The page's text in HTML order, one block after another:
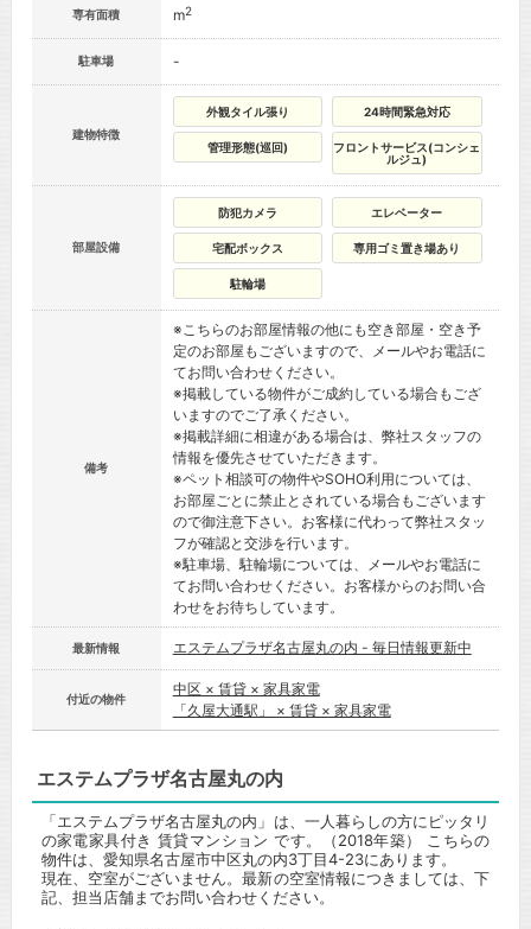
専有面積 m2
駐車場 -
建物特徴
外観タイル張り 24時間緊急対応
管理形態(巡回)
フロントサービス(コンシェ
ルジュ)
部屋設備
防犯カメラ エレベーター
宅配ボックス 専用ゴミ置き場あり
駐輪場
備考
※こちらのお部屋情報の他にも空き部屋・空き予
定のお部屋もございますので、メールやお電話に
てお問い合わせください。
※掲載している物件がご成約している場合もござ
いますのでご了承ください。
※掲載詳細に相違がある場合は、弊社スタッフの
情報を優先させていただきます。
※ペット相談可の物件やSOHO利用については、
お部屋ごとに禁止とされている場合もございます
ので御注意下さい。お客様に代わって弊社スタッ
フが確認と交渉を行います。
※駐車場、駐輪場については、メールやお電話に
てお問い合わせください。お客様からのお問い合
わせをお待ちしています。
最新情報 エステムプラザ名古屋丸の内 - 毎日情報更新中
付近の物件
中区 × 賃貸 × 家具家電
「久屋大通駅」 × 賃貸 × 家具家電
エステムプラザ名古屋丸の内
「エステムプラザ名古屋丸の内」は、一人暮らしの方にピッタリ
の家電家具付き 賃貸マンション です。（2018年築） こちらの
物件は、愛知県名古屋市中区丸の内3丁目4-23にあります。
現在、空室がございません。最新の空室情報につきましては、下
記、担当店舗までお問い合わせください。